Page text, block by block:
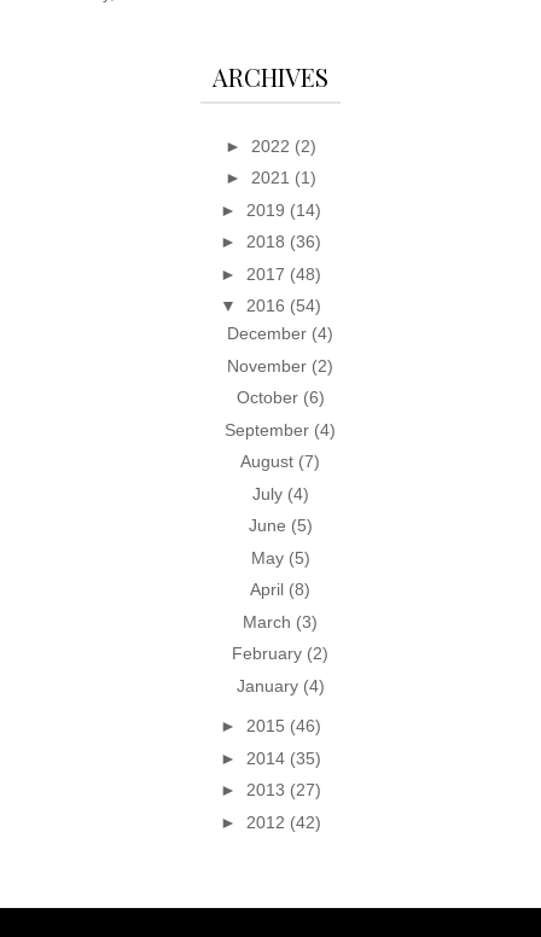
ARCHIVES
► 2022 (2)
► 2021 (1)
► 2019 (14)
► 2018 (36)
► 2017 (48)
▼ 2016 (54)
December (4)
November (2)
October (6)
September (4)
August (7)
July (4)
June (5)
May (5)
April (8)
March (3)
February (2)
January (4)
► 2015 (46)
► 2014 (35)
► 2013 (27)
► 2012 (42)